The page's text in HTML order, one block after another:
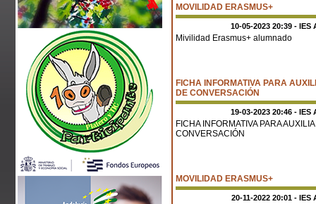
MOVILIDAD ERASMUS+
10-05-2023 20:39 - IES
Mivilidad Erasmus+ alumnado
FICHA INFORMATIVA PARA
DE CONVERSACIÓN
19-03-2023 20:46 - IES
FICHA INFORMATIVA PARA
CONVERSACIÓN
MOVILIDAD ERASMUS+
20-11-2022 20:01 - IES